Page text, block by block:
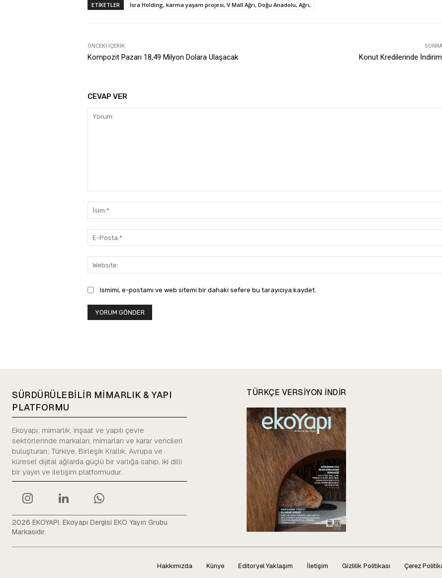
ETIKETLER İsra Holding, karma yaşam projesi, V Mall Ağrı, Doğu Anadolu, Ağrı,
ÖNCEKI İÇERIK
Kompozit Pazarı 18,49 Milyon Dolara Ulaşacak Konut Kredilerinde İndirim
CEVAP VER
Ismimi, e-postamı ve web sitemi bir dahaki sefere bu tarayıcıya kaydet.
SÜRDÜRÜLEBİLİR MİMARLIK & YAPI
PLATFORMU
Ekoyapı; mimarlık, inşaat ve yapılı çevre
sektörlerinde markaları, mimarları ve karar vericileri
buluşturan; Türkiye, Birleşik Krallık, Avrupa ve
küresel dijital ağlarda güçlü bir varlığa sahip, iki dilli
bir yayın ve iletişim platformudur.
2026 EKOYAPI. Ekoyapı Dergisi EKO Yayın Grubu
Markasıdır.
TÜRKÇE VERSIYON INDIR
Hakkımızda Künye Editoryel Yaklaşım İletişim Gizlilik Politikası Çerez